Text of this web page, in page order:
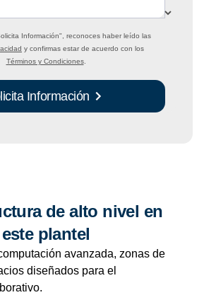
Información" , reconoces haber leído las
y confirmas estar de acuerdo con los
Términos y Condiciones.
Información
de alto nivel en
este plantel
avanzada, zonas de
diseñados para el